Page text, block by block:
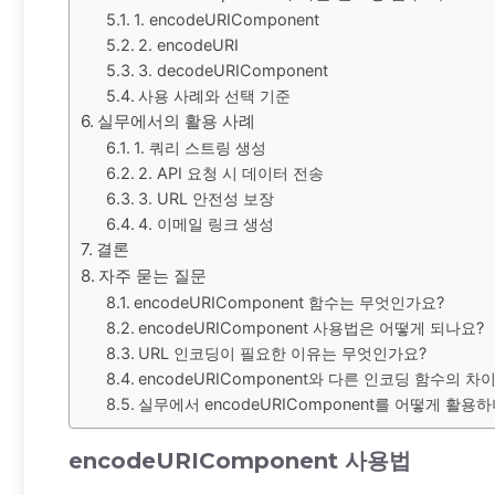
1. encodeURIComponent
2. encodeURI
3. decodeURIComponent
사용 사례와 선택 기준
실무에서의 활용 사례
1. 쿼리 스트링 생성
2. API 요청 시 데이터 전송
3. URL 안전성 보장
4. 이메일 링크 생성
결론
자주 묻는 질문
encodeURIComponent 함수는 무엇인가요?
encodeURIComponent 사용법은 어떻게 되나요?
URL 인코딩이 필요한 이유는 무엇인가요?
encodeURIComponent와 다른 인코딩 함수의 차
실무에서 encodeURIComponent를 어떻게 활용하
encodeURIComponent 사용법